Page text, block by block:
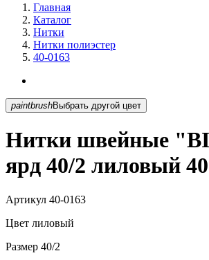
Главная
Каталог
Нитки
Нитки полиэстер
40-0163
paintbrush Выбрать другой цвет
Нитки швейные
ярд 40/2 лиловый
Артикул 40-0163
Цвет лиловый
Размер 40/2